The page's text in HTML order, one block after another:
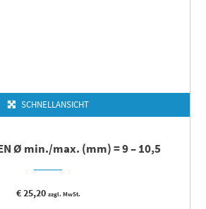
SCHNELLANSICHT
Ø min./max. (mm) = 9 – 10,5
€25,20 zzgl. MwSt.